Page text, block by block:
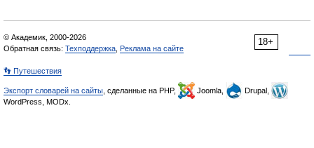
18+
© Академик, 2000-2026
Обратная связь: Техподдержка Реклама на сайте
👣 Путешествия
Экспорт словарей на сайты , сделанные на PHP, Joomla,
Drupal,
WordPress, MODx.